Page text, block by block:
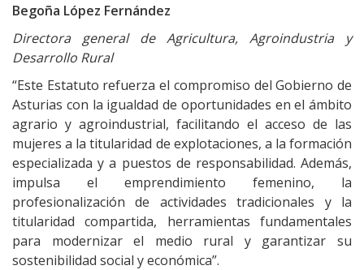
Begoña López Fernández
Directora general de Agricultura, Agroindustria y
Desarrollo Rural
“Este Estatuto refuerza el compromiso del Gobierno de
Asturias con la igualdad de oportunidades en el ámbito
agrario y agroindustrial, facilitando el acceso de las
mujeres a la titularidad de explotaciones, a la formación
especializada y a puestos de responsabilidad. Además,
impulsa el emprendimiento femenino, la
profesionalización de actividades tradicionales y la
titularidad compartida, herramientas fundamentales
para modernizar el medio rural y garantizar su
sostenibilidad social y económica”.